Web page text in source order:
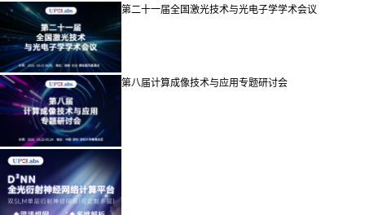
第二十一届全国激光技术与光电子学学术会议
第八届计算成像技术与应用专题研讨会